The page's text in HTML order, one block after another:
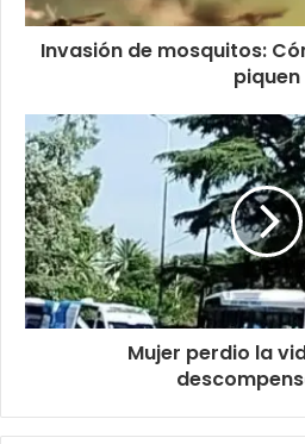
Invasión de mosquitos:
piquen
Mujer perdio la